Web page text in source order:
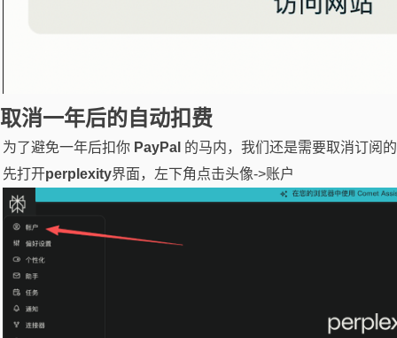
取消一年后的自动扣费
为了避免一年后扣你 PayPal 的马内，我们还是需要取消订阅
先打开perplexity界面，左下角点击头像->账户